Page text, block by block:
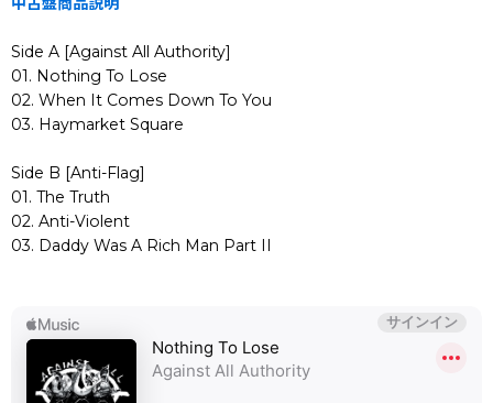
Side A [Against All Authority]
01. Nothing To Lose
02. When It Comes Down To You
03. Haymarket Square
Side B [Anti-Flag]
01. The Truth
02. Anti-Violent
03. Daddy Was A Rich Man Part II